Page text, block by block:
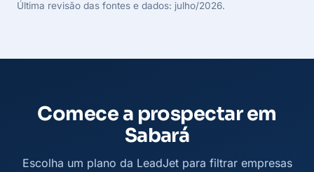
Última revisão das fontes e dados: julho/2026.
Comece a prospectar em
Sabará
Escolha um plano da LeadJet para filtrar empresas